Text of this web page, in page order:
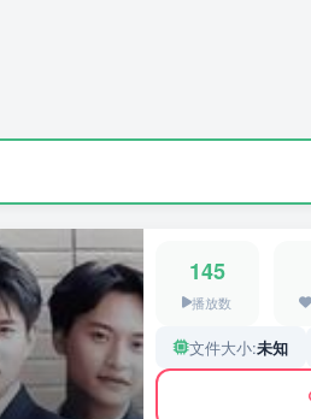
145
播放数
文件大小:未知